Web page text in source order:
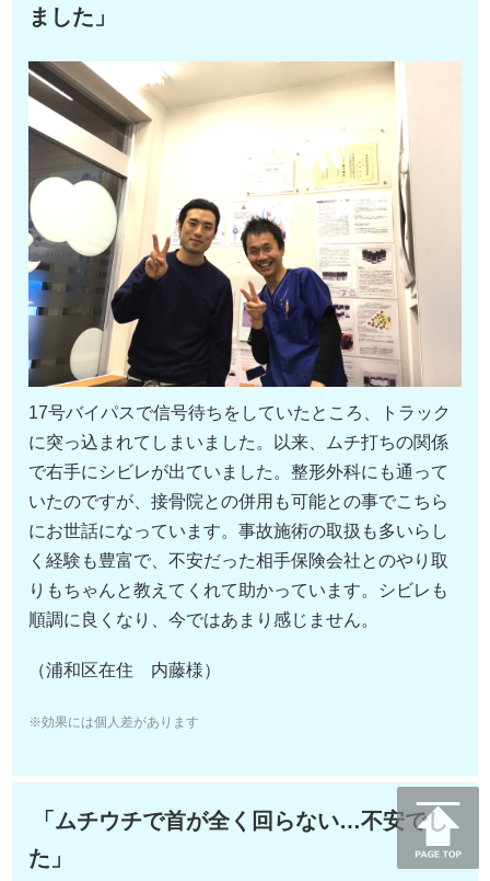
ました」
17号バイパスで信号待ちをしていたところ、トラック
に突っ込まれてしまいました。以来、ムチ打ちの関係
で右手にシビレが出ていました。整形外科にも通って
いたのですが、接骨院との併用も可能との事でこちら
にお世話になっています。事故施術の取扱も多いらし
く経験も豊富で、不安だった相手保険会社とのやり取
りもちゃんと教えてくれて助かっています。シビレも
順調に良くなり、今ではあまり感じません。
（浦和区在住 内藤様）
※効果には個人差があります
「ムチウチで首が全く回らない…不安でし
た」